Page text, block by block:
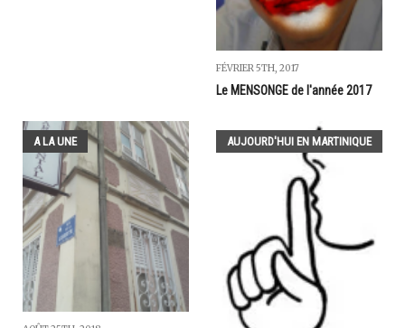
FÉVRIER 5TH, 2017
Le MENSONGE de l'année 2017
A LA UNE AUJOURD'HUI EN MARTINIQUE